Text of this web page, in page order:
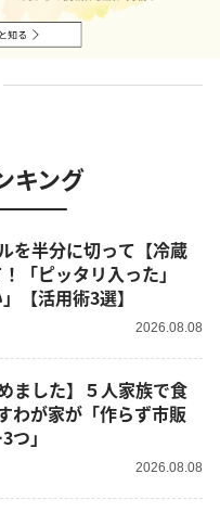
キング
「ピッタリ入った」
【活用術3選】
2026.08.08
わが家が「作らず市販
」
2026.08.08